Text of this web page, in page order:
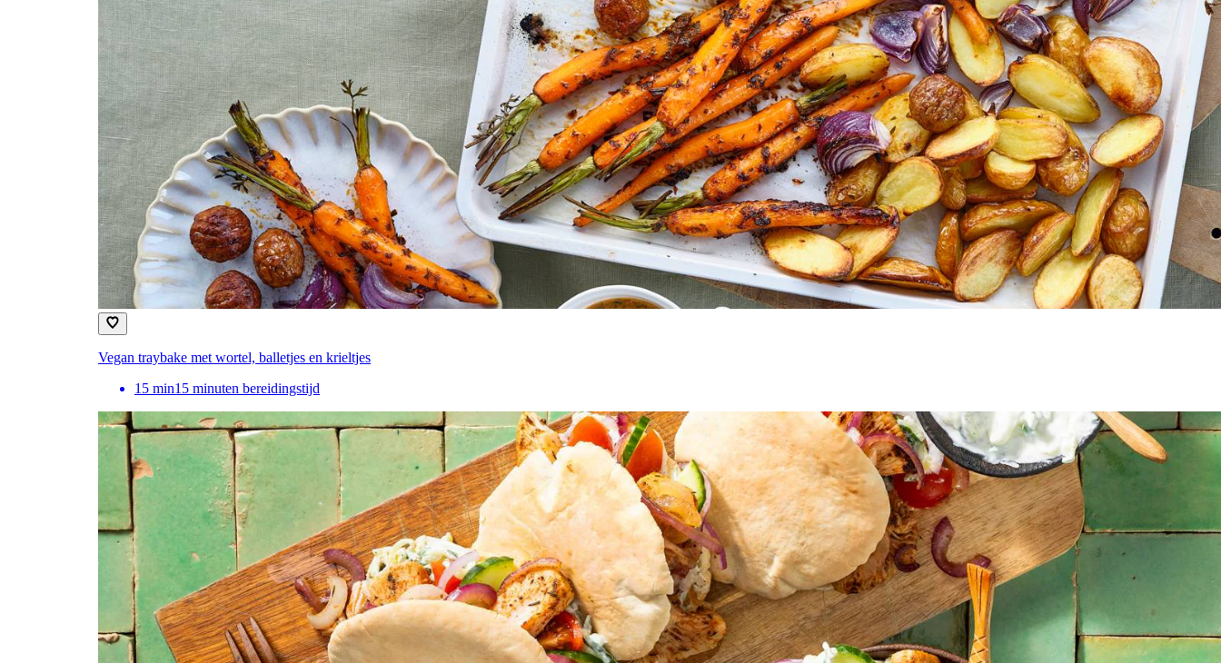
Vegan traybake met wortel, balletjes en krieltjes
15 min15 minuten bereidingstijd